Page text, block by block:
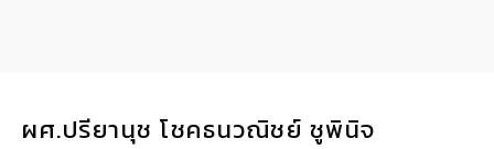
ผศ.ปรียานุช โชคธนวณิชย์ ชูพินิจ